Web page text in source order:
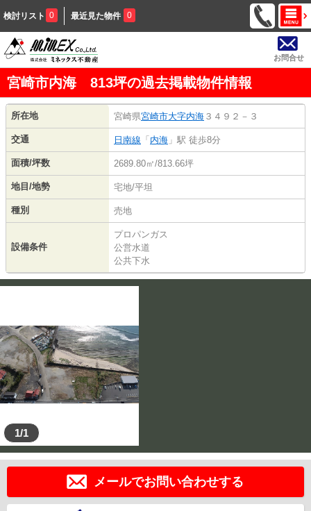
検討リスト 0 最近見た物件 0
お問合せ
宮崎市内海 813坪の過去掲載物件情報
所在地 宮崎県宮崎市大字内海 ３４９２－３
交通 日南線 「 内海 」駅 徒歩8分
面積/坪数 2689.80㎡/813.66坪
地目/地勢 宅地/平坦
種別 売地
設備条件
プロパンガス
公営水道
公共下水
1/1
メールでお問い合わせする